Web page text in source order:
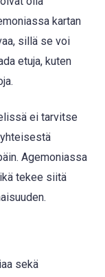
kartan
sillä se voi
etuja, kuten
ei tarvitse
Agemoniassa
tekee siitä
sekä